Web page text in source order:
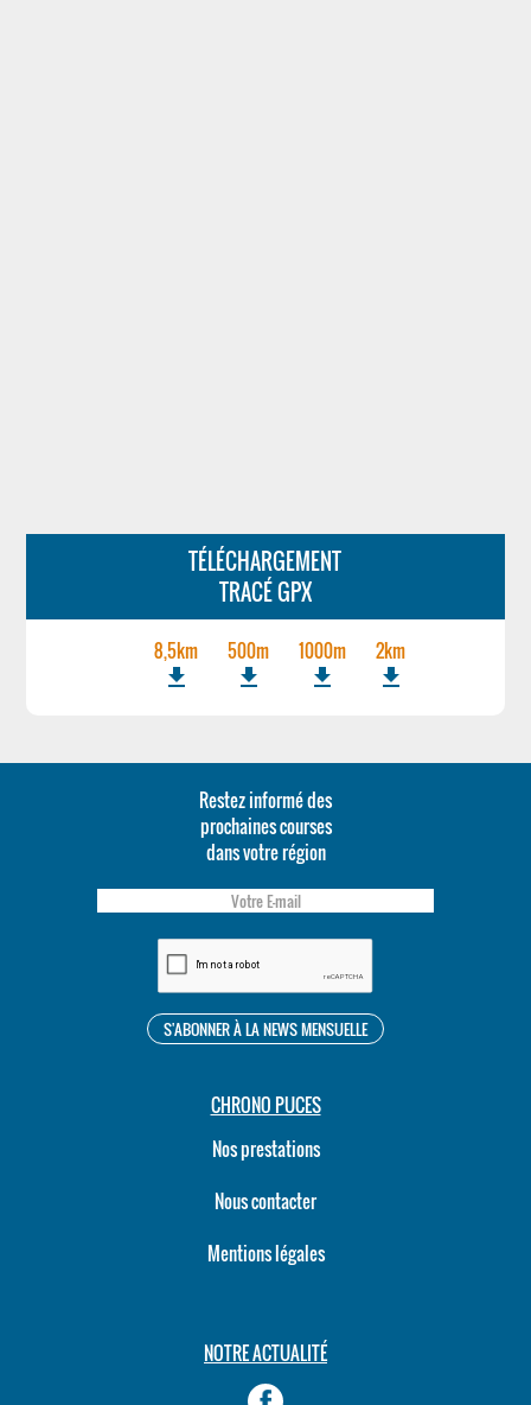
TÉLÉCHARGEMENT
TRACÉ GPX
8,5km
file_download
500m
file_download
1000m
file_download
2km
file_download
Restez informé des
prochaines courses
dans votre région
CHRONO PUCES
Nos prestations
Nous contacter
Mentions légales
NOTRE ACTUALITÉ